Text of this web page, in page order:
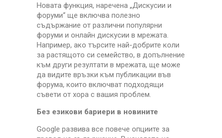
Новата функция, наречена „Дискусии и
форуми“ ще включва полезно
съдържание от различни популярни
форуми и онлайн дискусии в мрежата.
Например, ако търсите най-добрите коли
за растящото си семейство, в допълнение
към други резултати в мрежата, ще може
да видите връзки към публикации във
форума, които включват подходящи
съвети от хора с вашия проблем.
Без езикови бариери в новините
Google развива все повече опциите за